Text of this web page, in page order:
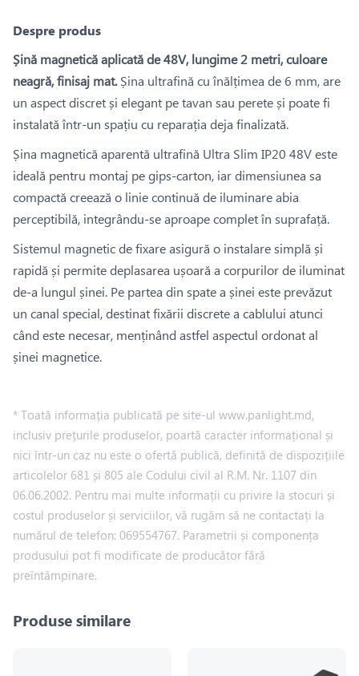
Despre produs
Șină magnetică aplicată de 48V, lungime 2 metri, culoare
neagră, finisaj mat.Șina ultrafină cu înălțimea de 6 mm, are
un aspect discret și elegant pe tavan sau perete și poate fi
instalată într-un spațiu cu reparația deja finalizată.
Șina magnetică aparentă ultrafină Ultra Slim IP20 48V este
ideală pentru montaj pe gips-carton, iar dimensiunea sa
compactă creează o linie continuă de iluminare abia
perceptibilă, integrându-se aproape complet în suprafață.
Sistemul magnetic de fixare asigură o instalare simplă și
rapidă și permite deplasarea ușoară a corpurilor de iluminat
de-a lungul șinei. Pe partea din spate a șinei este prevăzut
un canal special, destinat fixării discrete a cablului atunci
când este necesar, menținând astfel aspectul ordonat al
șinei magnetice.
* Toată informația publicată pe site-ul www.panlight.md,
inclusiv prețurile produselor, poartă caracter informațional și
nici într-un caz nu este o ofertă publică, definită de dispozițiile
articolelor 681 și 805 ale Codului civil al R.M. Nr. 1107 din
06.06.2002. Pentru mai multe informații cu privire la stocuri și
costul produselor și serviciilor, vă rugăm să ne contactați la
numărul de telefon: 069554767. Parametrii și componența
produsului pot fi modificate de producător fără
preîntâmpinare.
Produse similare